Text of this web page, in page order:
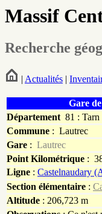
Massif
Recherche
| Actualités |
Gare
Département 81 : Tarn
Commune : Lautrec
Gare : Lautrec
Point Kilométrique :
Ligne : Castelnaudary
Section élémentaire :
Altitude : 206,723 m